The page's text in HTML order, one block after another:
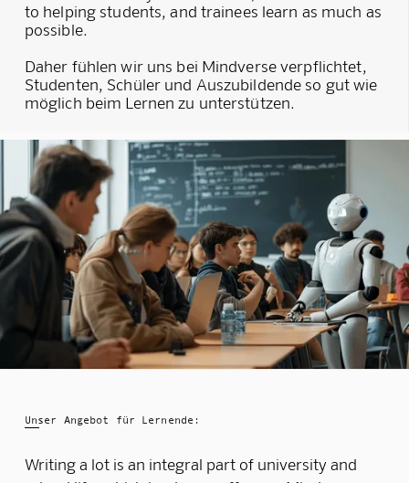
to helping students, and trainees learn as much as
possible.
Daher fühlen wir uns bei Mindverse verpflichtet,
Studenten, Schüler und Auszubildende so gut wie
möglich beim Lernen zu unterstützen.
Unser Angebot für Lernende:
Writing a lot is an integral part of university and